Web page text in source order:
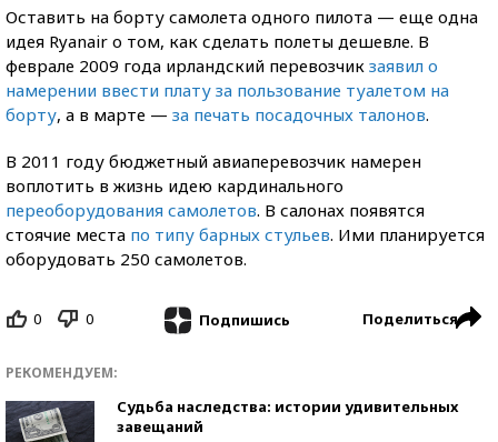
Оставить на борту самолета одного пилота — еще одна
идея Ryanair о том, как сделать полеты дешевле. В
феврале 2009 года ирландский перевозчик заявил о
намерении ввести плату за пользование туалетом на
борту, а в марте — за печать посадочных талонов.
В 2011 году бюджетный авиаперевозчик намерен
воплотить в жизнь идею кардинального
переоборудования самолетов. В салонах появятся
стоячие места по типу барных стульев. Ими планируется
оборудовать 250 самолетов.
0 0 Подпишись Поделиться
РЕКОМЕНДУЕМ:
Судьба наследства: истории удивительных
завещаний